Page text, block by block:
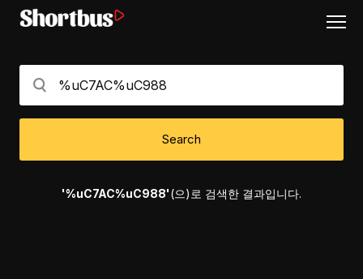
Search
'%uC7AC%uC988'(으)로 검색한 결과입니다.